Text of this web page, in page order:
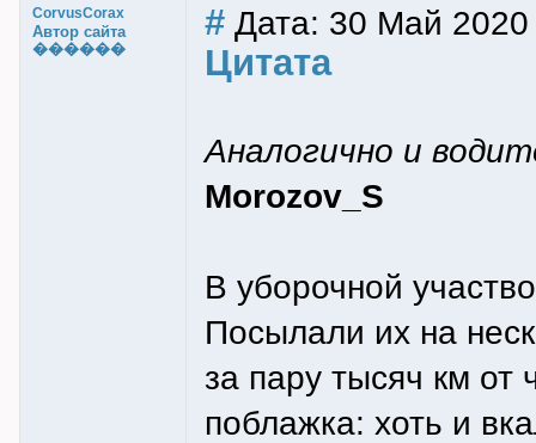
CorvusCorax
Автор сайта
������
# Дата: 30 Май 2020
Цитата
Аналогично и
Morozov_S
В уборочной
Посылали их на
за пару тысяч км от
поблажка: хоть и